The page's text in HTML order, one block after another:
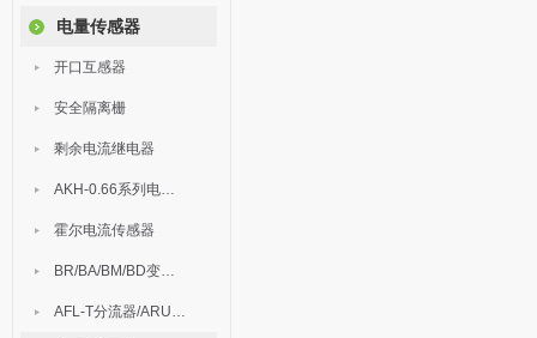
电量传感器
开口互感器
安全隔离栅
剩余电流继电器
AKH-0.66系列电流互感器
霍尔电流传感器
BR/BA/BM/BD变送器
AFL-T分流器/ARU浪涌保护器